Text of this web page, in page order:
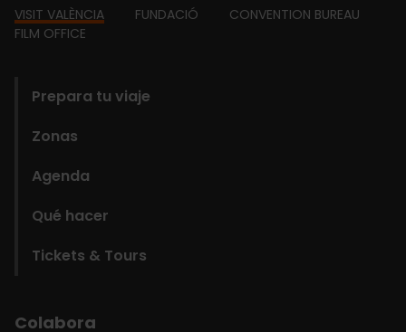
Footer
VISIT VALÈNCIA FUNDACIÓ
CONVENTION BUREAU
FILM OFFICE
Prepara tu viaje
Zonas
Agenda
Qué hacer
Tickets & Tours
Colabora